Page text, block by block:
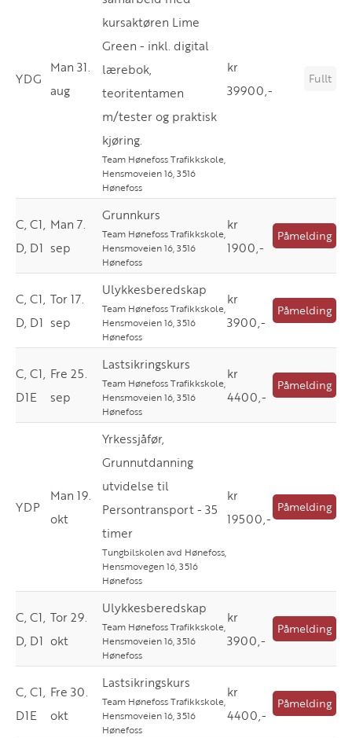
YDG
Man 31.
aug
kursaktøren Lime
Green - inkl. digital
lærebok,
teoritentamen
m/tester og praktisk
kjøring.
Team Hønefoss Trafikkskole,
Hensmoveien 16, 3516
Hønefoss
kr
39900,-
Fullt
C, C1,
D, D1
Man 7.
sep
Grunnkurs
Team Hønefoss Trafikkskole,
Hensmoveien 16, 3516
Hønefoss
kr
1900,-
Påmelding
C, C1,
D, D1
Tor 17.
sep
Ulykkesberedskap
Team Hønefoss Trafikkskole,
Hensmoveien 16, 3516
Hønefoss
kr
3900,-
Påmelding
C, C1,
D1E
Fre 25.
sep
Lastsikringskurs
Team Hønefoss Trafikkskole,
Hensmoveien 16, 3516
Hønefoss
kr
4400,-
Påmelding
YDP
Man 19.
okt
Yrkessjåfør,
Grunnutdanning
utvidelse til
Persontransport - 35
timer
Tungbilskolen avd Hønefoss,
Hensmovegen 16, 3516
Hønefoss
kr
19500,-
Påmelding
C, C1,
D, D1
Tor 29.
okt
Ulykkesberedskap
Team Hønefoss Trafikkskole,
Hensmoveien 16, 3516
Hønefoss
kr
3900,-
Påmelding
C, C1,
D1E
Fre 30.
okt
Lastsikringskurs
Team Hønefoss Trafikkskole,
Hensmoveien 16, 3516
Hønefoss
kr
4400,-
Påmelding